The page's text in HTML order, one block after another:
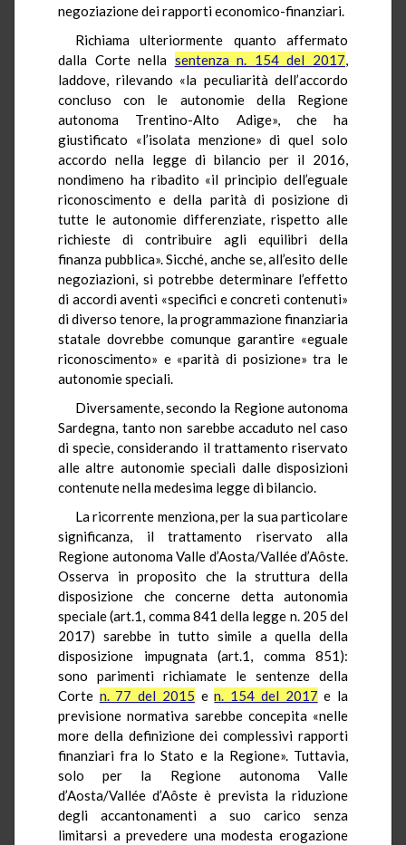
negoziazione dei rapporti economico-finanziari.
Richiama ulteriormente quanto affermato
dalla Corte nella sentenza n. 154 del 2017,
laddove, rilevando «la peculiarità dell’accordo
concluso con le autonomie della Regione
autonoma Trentino-Alto Adige», che ha
giustificato «l’isolata menzione» di quel solo
accordo nella legge di bilancio per il 2016,
nondimeno ha ribadito «il principio dell’eguale
riconoscimento e della parità di posizione di
tutte le autonomie differenziate, rispetto alle
richieste di contribuire agli equilibri della
finanza pubblica». Sicché, anche se, all’esito delle
negoziazioni, si potrebbe determinare l’effetto
di accordi aventi «specifici e concreti contenuti»
di diverso tenore, la programmazione finanziaria
statale dovrebbe comunque garantire «eguale
riconoscimento» e «parità di posizione» tra le
autonomie speciali.
Diversamente, secondo la Regione autonoma
Sardegna, tanto non sarebbe accaduto nel caso
di specie, considerando il trattamento riservato
alle altre autonomie speciali dalle disposizioni
contenute nella medesima legge di bilancio.
La ricorrente menziona, per la sua particolare
significanza, il trattamento riservato alla
Regione autonoma Valle d’Aosta/Valléed’Aôste.
Osserva in proposito che la struttura della
disposizione che concerne detta autonomia
speciale (art.1, comma 841 della legge n. 205 del
2017) sarebbe in tutto simile a quella della
disposizione impugnata (art.1, comma 851):
sono parimenti richiamate le sentenze della
Corte n. 77 del 2015 en. 154 del 2017 e la
previsione normativa sarebbe concepita «nelle
more della definizione dei complessivi rapporti
finanziari fra lo Stato e la Regione». Tuttavia,
solo per la Regione autonoma Valle
d’Aosta/Vallée d’Aôste è prevista la riduzione
degli accantonamenti a suo carico senza
limitarsi a prevedere una modesta erogazione